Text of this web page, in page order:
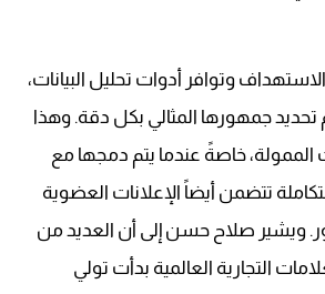
وتوافر أدوات تحليل البيانات،
جمهورها المثالي بكل دقة. وهذا
الممولة، خاصةً عندما يتم دمجها مع
تتضمن أيضاً الإعلانات العضوية
ويشير صلاح حسن إلى أن العديد من
التجارية العالمية بدأت تولي